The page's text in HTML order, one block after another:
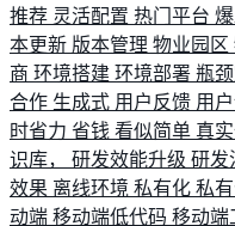
推荐 灵活配置 热门平台
本更新 版本管理 物业园区
商 环境搭建 环境部署 瓶
合作 生成式 用户反馈 用
时省力 省钱 看似简单 真
识库， 研发效能升级 研发
效果 离线环境 私有化 私
动端 移动端低代码 移动端